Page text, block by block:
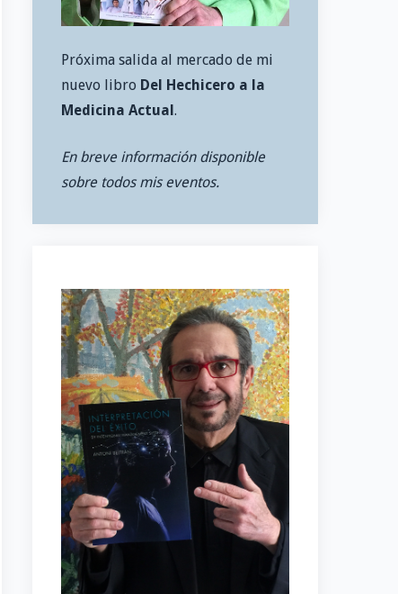
Próxima salida al mercado de mi
nuevo libro Del Hechicero a la
Medicina Actual.
En breve información disponible
sobre todos mis eventos.